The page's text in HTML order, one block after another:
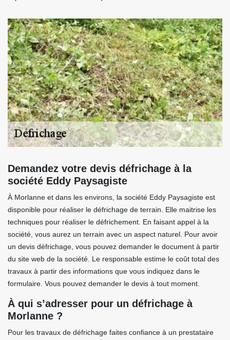
Demandez votre devis défrichage à la
société Eddy Paysagiste
À Morlanne et dans les environs, la société Eddy Paysagiste est
disponible pour réaliser le défrichage de terrain. Elle maitrise les
techniques pour réaliser le défrichement. En faisant appel à la
société, vous aurez un terrain avec un aspect naturel. Pour avoir
un devis défrichage, vous pouvez demander le document à partir
du site web de la société. Le responsable estime le coût total des
travaux à partir des informations que vous indiquez dans le
formulaire. Vous pouvez demander le devis à tout moment.
À qui s’adresser pour un défrichage à
Morlanne ?
Pour les travaux de défrichage faites confiance à un prestataire